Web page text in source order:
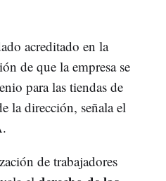
acreditado en la
de que la empresa se
para las tiendas de
la dirección, señala el
.
de trabajadores